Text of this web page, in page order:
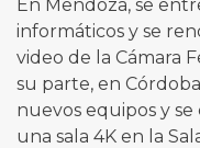
En Mendoza, se
informáticos y se
video de la Cámara
su parte, en
nuevos equipos y
una sala 4K en la